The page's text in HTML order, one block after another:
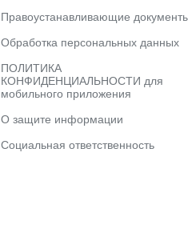
Правоустанавливающие
Обработка персональных данных
ПОЛИТИКА
КОНФИДЕНЦИАЛЬНОСТИ для
мобильного приложения
О защите информации
Социальная ответственность